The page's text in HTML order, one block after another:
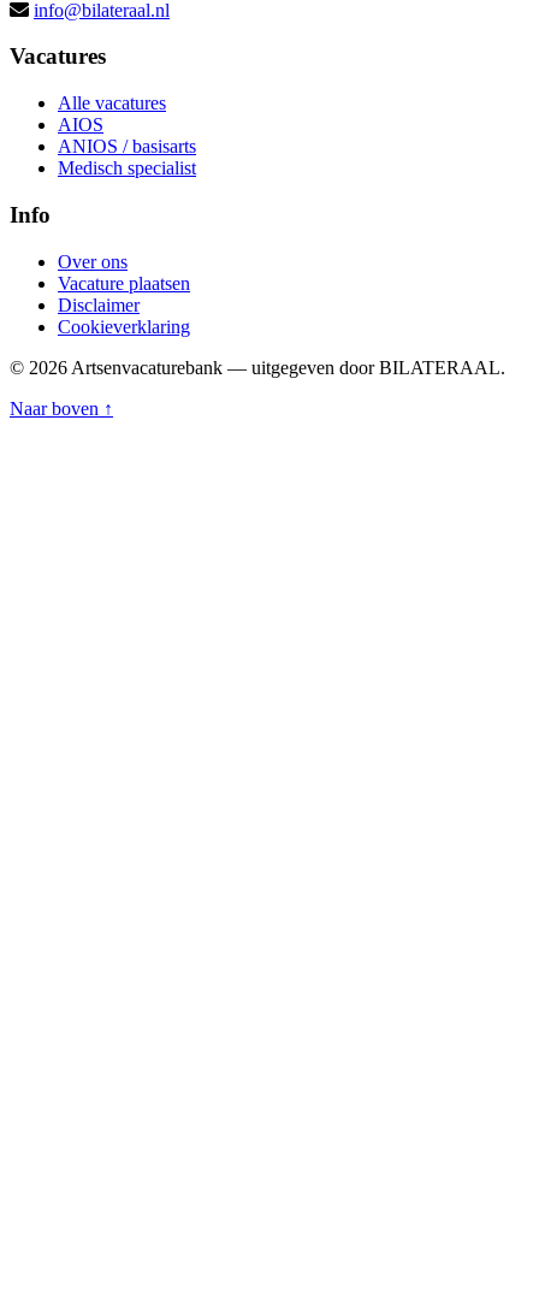
info@bilateraal.nl
Vacatures
Alle vacatures
AIOS
ANIOS / basisarts
Medisch specialist
Info
Over ons
Vacature plaatsen
Disclaimer
Cookieverklaring
© 2026 Artsenvacaturebank — uitgegeven door BILATERAAL.
Naar boven ↑